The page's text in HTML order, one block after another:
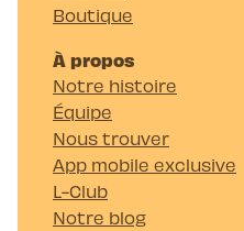
Boutique
À propos
Notre histoire
Équipe
Nous trouver
App mobile exclusive
L-Club
Notre blog